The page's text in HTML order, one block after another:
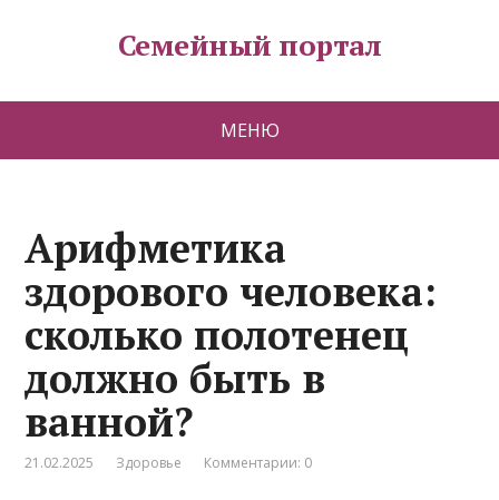
Семейный портал
МЕНЮ
Арифметика
здорового человека:
сколько полотенец
должно быть в
ванной?
21.02.2025 Здоровье Комментарии: 0